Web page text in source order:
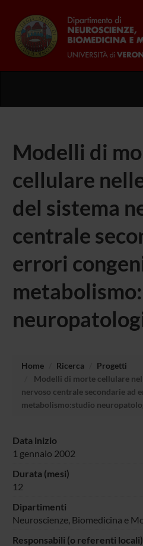
Modelli di
cellulare
del sistema
centrale
errori
Home Ricerca
Progetti
Modelli di morte cellulare
nervoso centrale secondarie ad
metabolismo:studio
Data inizio
1 gennaio 2002
Durata (mesi)
12
Dipartimenti
Neuroscienze, Biomedicina e
Responsabili (o referenti locali)